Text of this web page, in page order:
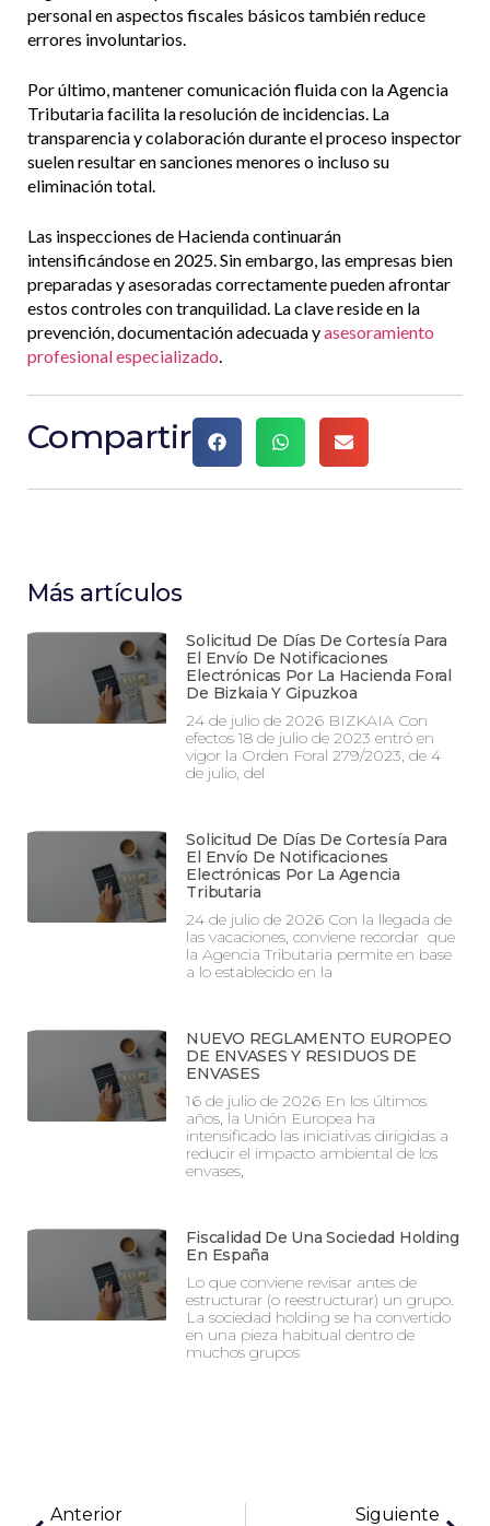
personal en aspectos fiscales básicos también reduce
errores involuntarios.
Por último, mantener comunicación fluida con la Agencia
Tributaria facilita la resolución de incidencias. La
transparencia y colaboración durante el proceso inspector
suelen resultar en sanciones menores o incluso su
eliminación total.
Las inspecciones de Hacienda continuarán
intensificándose en 2025. Sin embargo, las empresas bien
preparadas y asesoradas correctamente pueden afrontar
estos controles con tranquilidad. La clave reside en la
prevención, documentación adecuada yasesoramiento
profesional especializado.
Compartir
Más artículos
Solicitud De Días De Cortesía Para
El Envío De Notificaciones
Electrónicas Por La Hacienda Foral
De Bizkaia Y Gipuzkoa
24 de julio de 2026 BIZKAIA Con
efectos 18 de julio de 2023 entró en
vigor la Orden Foral 279/2023, de 4
de julio, del
Solicitud De Días De Cortesía Para
El Envío De Notificaciones
Electrónicas Por La Agencia
Tributaria
24 de julio de 2026 Con la llegada de
las vacaciones, conviene recordar que
la Agencia Tributaria permite en base
a lo establecido en la
NUEVO REGLAMENTO EUROPEO
DE ENVASES Y RESIDUOS DE
ENVASES
16 de julio de 2026 En los últimos
años, la Unión Europea ha
intensificado las iniciativas dirigidas a
reducir el impacto ambiental de los
envases,
Fiscalidad De Una Sociedad Holding
En España
Lo que conviene revisar antes de
estructurar (o reestructurar) un grupo.
La sociedad holding se ha convertido
en una pieza habitual dentro de
muchos grupos
Anterior Siguiente